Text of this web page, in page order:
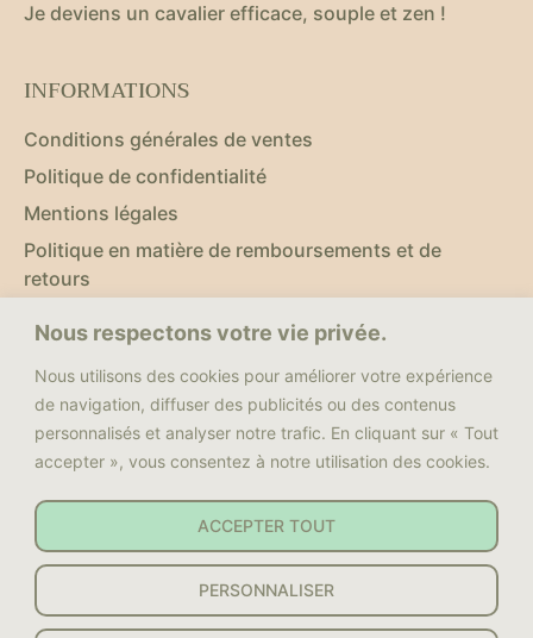
Nous respectons votre vie privée.
Nous utilisons des cookies pour améliorer votre expérience
de navigation, diffuser des publicités ou des contenus
personnalisés et analyser notre trafic. En cliquant sur « Tout
accepter », vous consentez à notre utilisation des cookies.
PERSONNALISER
ACCEPTER TOUT
Je deviens un cavalier efficace, souple et zen !
INFORMATIONS
Conditions générales de ventes
Politique de confidentialité
Mentions légales
Politique en matière de remboursements et de
retours
NOUS SUIVRE
Facebook
Youtube
Instagram
Copyright © 2023 - Sylvie Yoga Equitation - Site créé